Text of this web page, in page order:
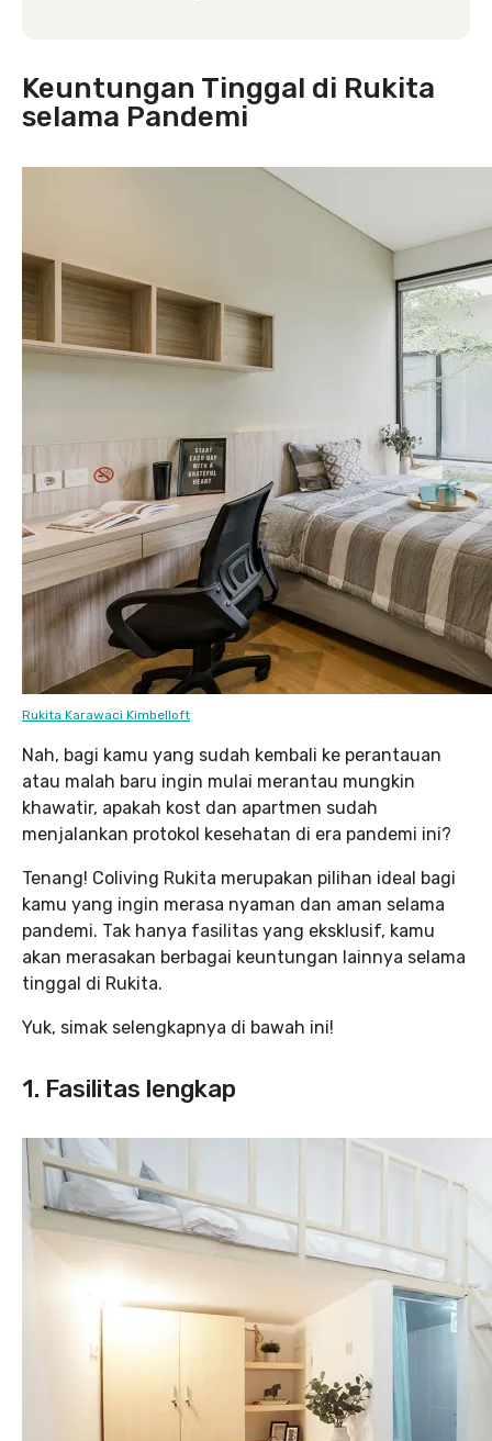
Keuntungan Tinggal di Rukita
selama Pandemi
Rukita Karawaci Kimbelloft
Nah, bagi kamu yang sudah kembali ke perantauan
atau malah baru ingin mulai merantau mungkin
khawatir, apakah kost dan apartmen sudah
menjalankan protokol kesehatan di era pandemi ini?
Tenang! Coliving Rukita merupakan pilihan ideal bagi
kamu yang ingin merasa nyaman dan aman selama
pandemi. Tak hanya fasilitas yang eksklusif, kamu
akan merasakan berbagai keuntungan lainnya selama
tinggal di Rukita.
Yuk, simak selengkapnya di bawah ini!
1. Fasilitas lengkap